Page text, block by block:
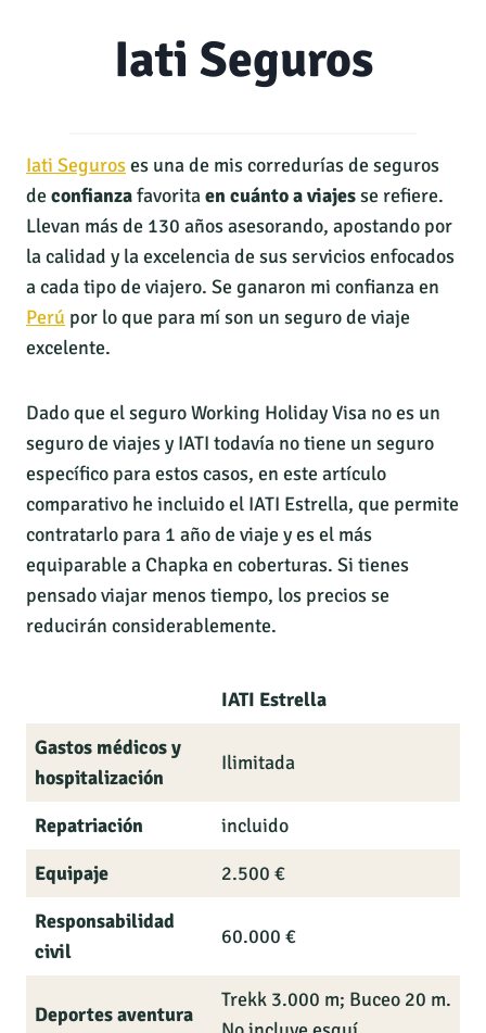
Iati Seguros
Iati Seguroses una de mis corredurías de seguros
de confianzafavoritaen cuánto a viajesse refiere.
Llevan más de 130 años asesorando, apostando por
la calidad y la excelencia de sus servicios enfocados
a cada tipo de viajero. Se ganaron mi confianza en
Perú por lo que para mí son un seguro de viaje
excelente.
Dado que el seguro Working Holiday Visa no es un
seguro de viajes y IATI todavía no tiene un seguro
específico para estos casos, en este artículo
comparativo he incluido el IATI Estrella, que permite
contratarlo para 1 año de viaje y es el más
equiparable a Chapka en coberturas. Si tienes
pensado viajar menos tiempo, los precios se
reducirán considerablemente.
IATI Estrella
Gastos médicos y
hospitalización
Ilimitada
Repatriación
incluido
Equipaje
2.500 €
Responsabilidad
civil
60.000 €
Deportes aventura
Trekk 3.000 m; Buceo 20 m.